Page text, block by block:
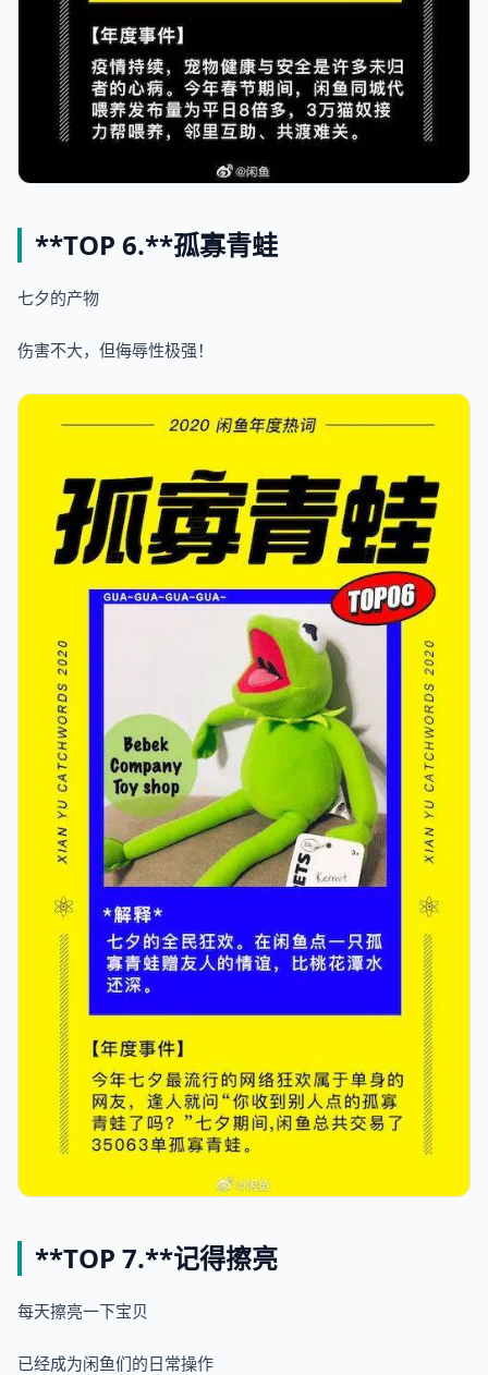
**TOP 6.**孤寡青蛙
七夕的产物
伤害不大，但侮辱性极强！
**TOP 7.**记得擦亮
每天擦亮一下宝贝
已经成为闲鱼们的日常操作